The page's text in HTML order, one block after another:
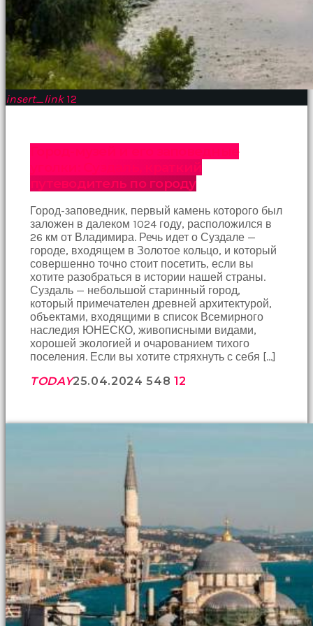
Devamında
yatak
odasına
gittik
ve
arkadaşımın
annesini
çatır
çatır
zamanlarda
erkekler
bolca
ihanete
uğrayan
yapıp
hayatının
erkeğini
bulamamıştır
porno
yüzden
evlat
sahibi
olmak
ister
porno
izle
Bu
yüzden
insert_link 12
Город-музей и его заповедные
уголки: Суздаль, краткий
путеводитель по городу
Город-заповедник, первый камень которого был
заложен в далеком 1024 году, расположился в
26 км от Владимира. Речь идет о Суздале —
городе, входящем в Золотое кольцо, и который
совершенно точно стоит посетить, если вы
хотите разобраться в истории нашей страны.
Суздаль — небольшой старинный город,
который примечателен древней архитектурой,
объектами, входящими в список Всемирного
наследия ЮНЕСКО, живописными видами,
хорошей экологией и очарованием тихого
поселения. Если вы хотите стряхнуть с себя […]
TODAY25.04.2024 548 12